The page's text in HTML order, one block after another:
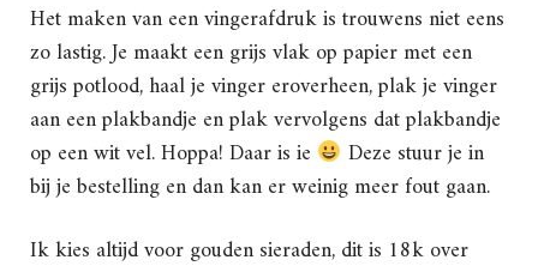
Het maken van een vingerafdruk is trouwens niet eens
zo lastig. Je maakt een grijs vlak op papier met een
grijs potlood, haal je vinger eroverheen, plak je vinger
aan een plakbandje en plak vervolgens dat plakbandje
op een wit vel. Hoppa! Daar is ie
Deze stuur je in
bij je bestelling en dan kan er weinig meer fout gaan.
Ik kies altijd voor gouden sieraden, dit is 18k over